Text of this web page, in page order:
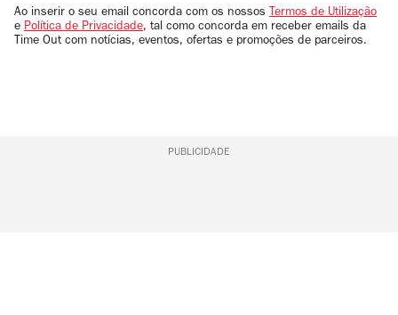
email
Ao inserir o seu email concorda com os nossos Termos de Utilização
e Política de Privacidade, tal como concorda em receber emails da
Time Out com notícias, eventos, ofertas e promoções de parceiros.
PUBLICIDADE